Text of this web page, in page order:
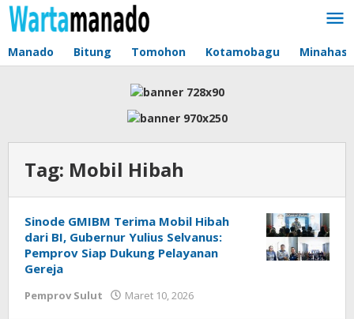
Lewati
ke
Manado Bitung Tomohon Kotamobagu Minahasa
Tag: Mobil Hibah
Sinode GMIBM Terima Mobil Hibah
dari BI, Gubernur Yulius Selvanus:
Pemprov Siap Dukung Pelayanan
Gereja
Pemprov Sulut Maret 10, 2026